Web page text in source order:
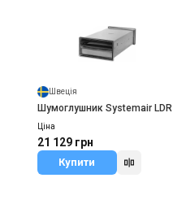
Швеція
Шумоглушник Systemair LDR
Ціна
21 129 грн
Купити